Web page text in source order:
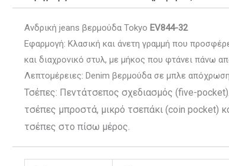
Ανδρική jeans βερμούδα Tokyo EV844-32
Εφαρμογή: Κλασική και άνετη γραμμή που
και διαχρονικό στυλ, με μήκος που φτάνει πάνω
Λεπτομέρειες: Denim βερμούδα σε μπλε
Τσέπες: Πεντάτσεπος σχεδιασμός (five-
τσέπες μπροστά, μικρό τσεπάκι (coin pocket)
τσέπες στο πίσω μέρος.